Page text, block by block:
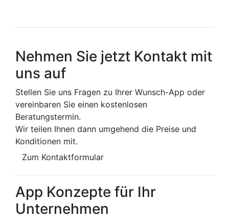
Nehmen Sie jetzt Kontakt mit
uns auf
Stellen Sie uns Fragen zu Ihrer Wunsch-App oder
vereinbaren Sie einen kostenlosen
Beratungstermin.
Wir teilen Ihnen dann umgehend die Preise und
Konditionen mit.
Zum Kontaktformular
App Konzepte für Ihr
Unternehmen